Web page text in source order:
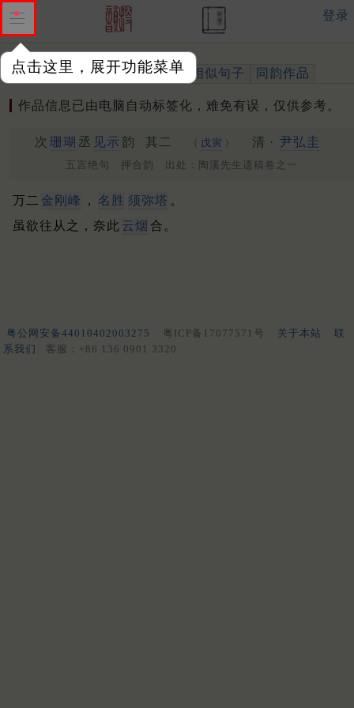
点击这里，展开功能菜单
登录
作品 标注四声 出处、引用 相似句子 同韵作品
作品信息已由电脑自动标签化，难免有误，仅供参考。
次 珊瑚 丞 见示 韵 其二 （ 戊寅 ） 清 · 尹弘圭
五言绝句 押合韵 出处：陶溪先生遗稿卷之一
万二 金刚峰 ， 名胜 须弥塔 。
虽欲往从之，奈此 云烟 合。
粤公网安备44010402003275 粤ICP备17077571号 关于本站
联
系我们
客服：+86 136 0901 3320